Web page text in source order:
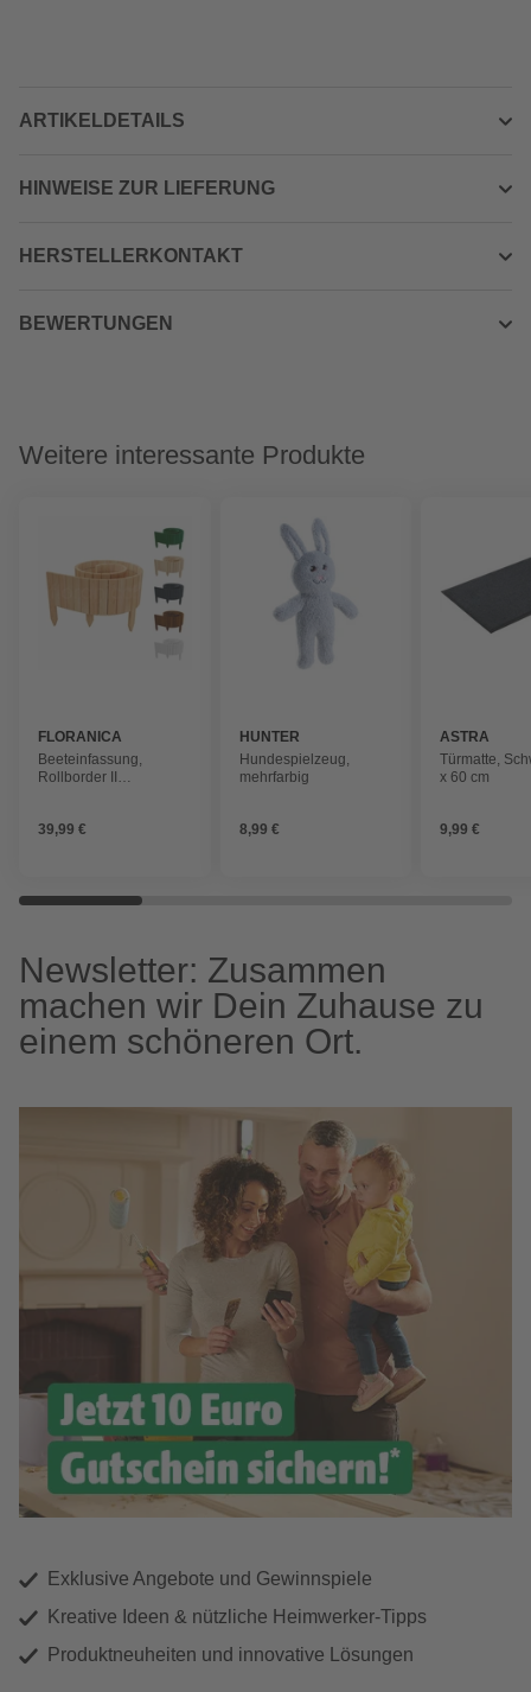
ARTIKELDETAILS
HINWEISE ZUR LIEFERUNG
HERSTELLERKONTAKT
BEWERTUNGEN
Weitere interessante Produkte
FLORANICA
Beeteinfassung,
Rollborder II
Rollzaun
39,99 €
HUNTER
Hundespielzeug,
mehrfarbig
8,99 €
ASTRA
Türmatte,
x 60 cm
9,99 €
Newsletter: Zusammen
machen wir Dein Zuhause zu
einem schöneren Ort.
Exklusive Angebote und Gewinnspiele
Kreative Ideen & nützliche Heimwerker-Tipps
Produktneuheiten und innovative Lösungen